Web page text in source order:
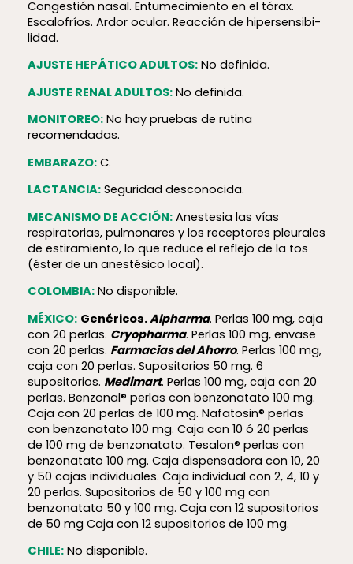
Congestión nasal. Entumecimiento en el tórax.
Escalofríos. Ardor ocular. Reacción de hiper­sen­si­bi­
lidad.
AJUSTE HEPÁTICO ADULTOS:No definida.
AJUSTE RENAL ADULTOS:No definida.
MONITOREO:No hay pruebas de rutina
recomendadas.
EMBARAZO:C.
LACTANCIA:Seguridad desconocida.
MECANISMO DE ACCIÓN:Anestesia las vías
respiratorias, pulmonares y los receptores pleurales
de estiramiento, lo que reduce el reflejo de la tos
(éster de un anestésico local).
COLOMBIA:No disponible.
MÉXICO: Genéricos.Alpharma. Perlas 100 mg, caja
con 20 perlas. Cryopharma. Perlas 100 mg, envase
con 20 perlas. Farmacias del Ahorro. Perlas 100 mg,
caja con 20 perlas. Supositorios 50 mg. 6
supositorios. Medimart. Perlas 100 mg, caja con 20
perlas. Benzonal® perlas con benzonatato 100 mg.
Caja con 20 perlas de 100 mg. Nafatosin® perlas
con benzonatato 100 mg. Caja con 10 ó 20 perlas
de 100 mg de benzonatato. Tesalon® perlas con
benzonatato 100 mg. Caja dispensadora con 10, 20
y 50 cajas individuales. Caja individual con 2, 4, 10 y
20 perlas. Supositorios de 50 y 100 mg con
benzonatato 50 y 100 mg. Caja con 12 supositorios
de 50 mg Caja con 12 supositorios de 100 mg.
CHILE:No disponible.